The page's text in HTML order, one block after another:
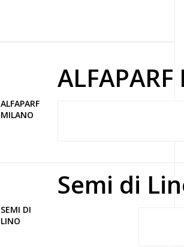
ALFAPARF
MILANO
SEMI DI
LINO
Semi di